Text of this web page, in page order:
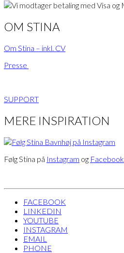
OM STINA
Om Stina – inkl. CV
Presse
SUPPORT
MERE INSPIRATION
Følg Stina på Instagram og Facebook
FACEBOOK
LINKEDIN
YOUTUBE
INSTAGRAM
EMAIL
PHONE